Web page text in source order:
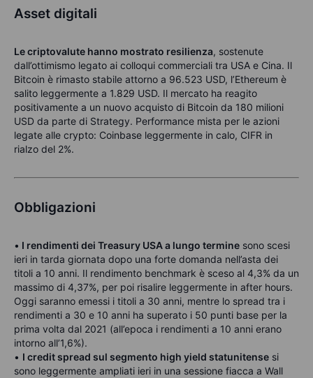
Asset digitali
Le criptovalute hanno mostrato resilienza, sostenute
dall’ottimismo legato ai colloqui commerciali tra USA e Cina. Il
Bitcoin è rimasto stabile attorno a 96.523 USD, l’Ethereum è
salito leggermente a 1.829 USD. Il mercato ha reagito
positivamente a un nuovo acquisto di Bitcoin da 180 milioni
USD da parte di Strategy. Performance mista per le azioni
legate alle crypto: Coinbase leggermente in calo, CIFR in
rialzo del 2%.
Obbligazioni
• I rendimenti dei Treasury USA a lungo termine sono scesi
ieri in tarda giornata dopo una forte domanda nell’asta dei
titoli a 10 anni. Il rendimento benchmark è sceso al 4,3% da un
massimo di 4,37%, per poi risalire leggermente in after hours.
Oggi saranno emessi i titoli a 30 anni, mentre lo spread tra i
rendimenti a 30 e 10 anni ha superato i 50 punti base per la
prima volta dal 2021 (all’epoca i rendimenti a 10 anni erano
intorno all’1,6%).
• I credit spread sul segmento high yield statunitense si
sono leggermente ampliati ieri in una sessione fiacca a Wall